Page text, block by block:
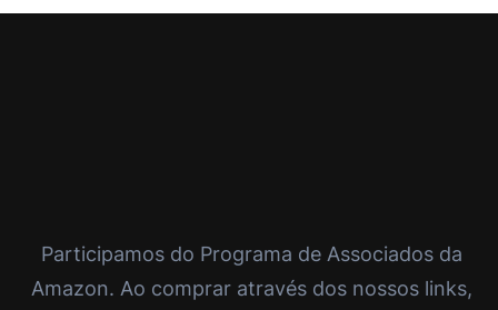
Participamos do Programa de Associados da
Amazon. Ao comprar através dos nossos links,